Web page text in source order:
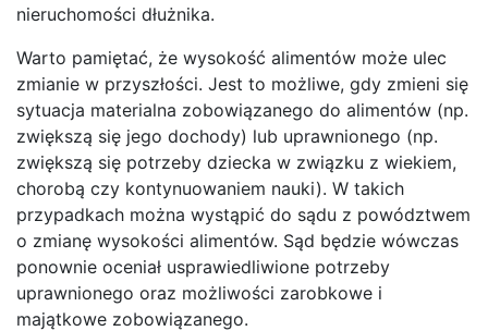
nieruchomości dłużnika.
Warto pamiętać, że wysokość alimentów może ulec
zmianie w przyszłości. Jest to możliwe, gdy zmieni się
sytuacja materialna zobowiązanego do alimentów (np.
zwiększą się jego dochody) lub uprawnionego (np.
zwiększą się potrzeby dziecka w związku z wiekiem,
chorobą czy kontynuowaniem nauki). W takich
przypadkach można wystąpić do sądu z powództwem
o zmianę wysokości alimentów. Sąd będzie wówczas
ponownie oceniał usprawiedliwione potrzeby
uprawnionego oraz możliwości zarobkowe i
majątkowe zobowiązanego.